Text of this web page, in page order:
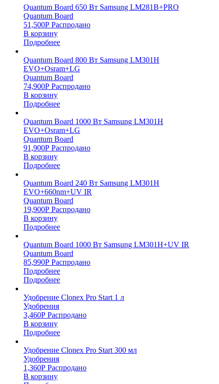
Quantum Board 650 Вт Samsung LM281B+PRO
Quantum Board
51,500Р Распродано
В корзину
Подробнее
Quantum Board 800 Вт Samsung LM301H
EVO+Osram+LG
Quantum Board
74,900Р Распродано
В корзину
Подробнее
Quantum Board 1000 Вт Samsung LM301H
EVO+Osram+LG
Quantum Board
91,900Р Распродано
В корзину
Подробнее
Quantum Board 240 Вт Samsung LM301H
EVO+660nm+UV IR
Quantum Board
19,900Р Распродано
В корзину
Подробнее
Quantum Board 1000 Вт Samsung LM301H+UV IR
Quantum Board
85,990Р Распродано
Подробнее
Подробнее
Удобрение Clonex Pro Start 1 л
Удобрения
3,460Р Распродано
В корзину
Подробнее
Удобрение Clonex Pro Start 300 мл
Удобрения
1,360Р Распродано
В корзину